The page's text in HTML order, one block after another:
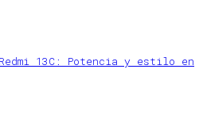
13C: Potencia y estilo en